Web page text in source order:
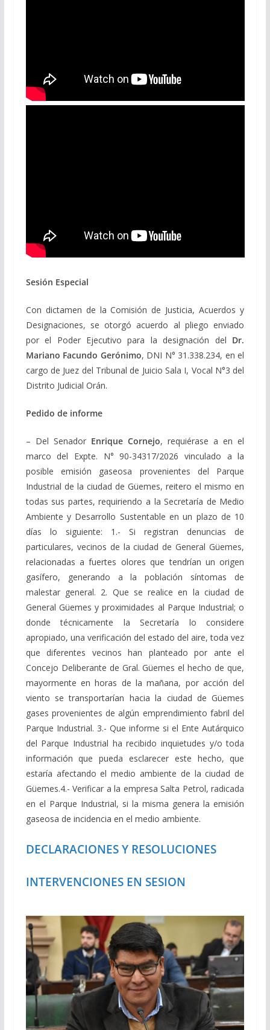
Sesión Especial
Con dictamen de la Comisión de Justicia, Acuerdos y
Designaciones, se otorgó acuerdo al pliego enviado
por el Poder Ejecutivo para la designación del Dr.
Mariano Facundo Gerónimo, DNI N° 31.338.234, en el
cargo de Juez del Tribunal de Juicio Sala I, Vocal N°3 del
Distrito Judicial Orán.
Pedido de informe
– Del Senador Enrique Cornejo, requiérase a en el
marco del Expte. N° 90-34317/2026 vinculado a la
posible emisión gaseosa provenientes del Parque
Industrial de la ciudad de Güemes, reitero el mismo en
todas sus partes, requiriendo a la Secretaría de Medio
Ambiente y Desarrollo Sustentable en un plazo de 10
días lo siguiente: 1.- Si registran denuncias de
particulares, vecinos de la ciudad de General Güemes,
relacionadas a fuertes olores que tendrían un origen
gasífero, generando a la población síntomas de
malestar general. 2. Que se realice en la ciudad de
General Güemes y proximidades al Parque Industrial; o
donde técnicamente la Secretaría lo considere
apropiado, una verificación del estado del aire, toda vez
que diferentes vecinos han planteado por ante el
Concejo Deliberante de Gral. Güemes el hecho de que,
mayormente en horas de la mañana, por acción del
viento se transportarían hacia la ciudad de Güemes
gases provenientes de algún emprendimiento fabril del
Parque Industrial. 3.- Que informe si el Ente Autárquico
del Parque Industrial ha recibido inquietudes y/o toda
información que pueda esclarecer este hecho, que
estaría afectando el medio ambiente de la ciudad de
Güemes.4.- Verificar a la empresa Salta Petrol, radicada
en el Parque Industrial, si la misma genera la emisión
gaseosa de incidencia en el medio ambiente.
DECLARACIONES Y RESOLUCIONES
INTERVENCIONES EN SESION